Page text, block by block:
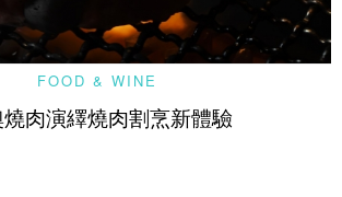
FOOD & WINE
肉演繹燒肉割烹新體驗